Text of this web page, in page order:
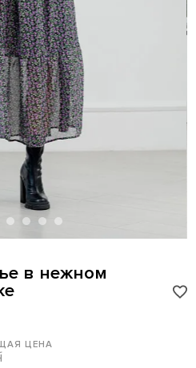
в нежном
ЦЕНА